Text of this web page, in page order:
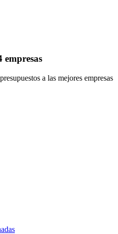
empresas
a las mejores empresas